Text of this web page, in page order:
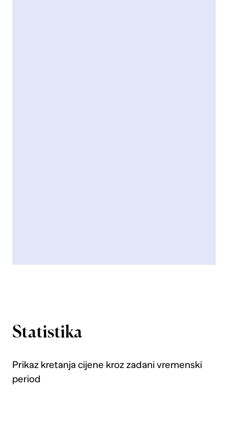
Statistika
Prikaz kretanja cijene kroz zadani vremenski
period